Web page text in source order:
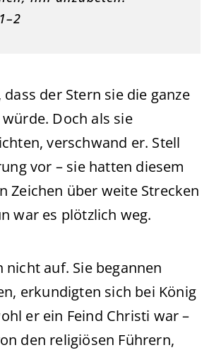
der Stern sie die ganze
Doch als sie
verschwand er. Stell
vor – sie hatten diesem
Zeichen über weite Strecken
war es plötzlich weg.
nicht auf. Sie begannen
erkundigten sich bei König
er ein Feind Christi war –
den religiösen Führern,